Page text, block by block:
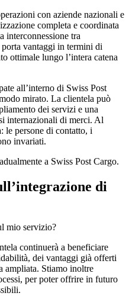
con aziende nazionali e
completa e coordinata
interconnessione tra
vantaggi in termini di
ottimale lungo l’intera catena
all’interno di Swiss Post
mirato. La clientela può
dei servizi e una
internazionali di merci. Al
le persone di contatto, i
invariati.
a Swiss Post Cargo.
di
mio servizio?
continuerà a beneficiare
dei vantaggi già offerti
ampliata. Stiamo inoltre
per poter offrire in futuro